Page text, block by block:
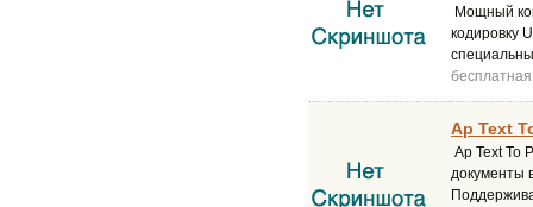
Мощный
кодировку
бесплатная
Ap Text
Ap Text To
документы